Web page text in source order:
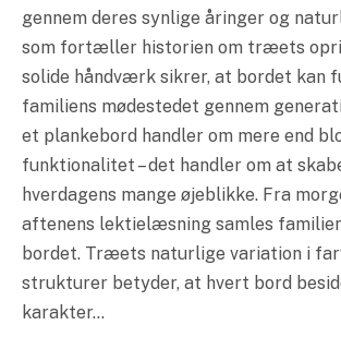
gennem deres synlige åringer og
som fortæller historien om træets
solide håndværk sikrer, at bordet kan
familiens mødestedet gennem
et plankebord handler om mere end
funktionalitet – det handler om at
hverdagens mange øjeblikke. Fra
aftenens lektielæsning samles
bordet. Træets naturlige variation i
strukturer betyder, at hvert bord
karakter…